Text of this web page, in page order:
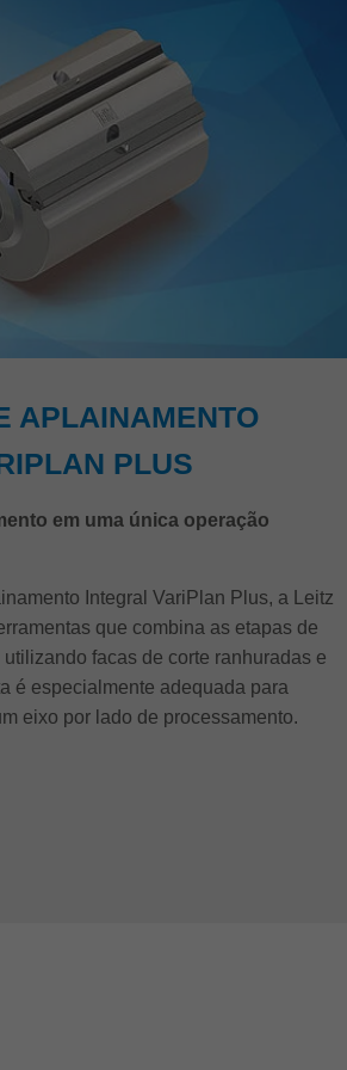
APLAINAMENTO
PLUS
em uma única operação
Integral VariPlan Plus, a Leitz
que combina as etapas de
facas de corte ranhuradas e
é especialmente adequada para
eixo por lado de processamento.